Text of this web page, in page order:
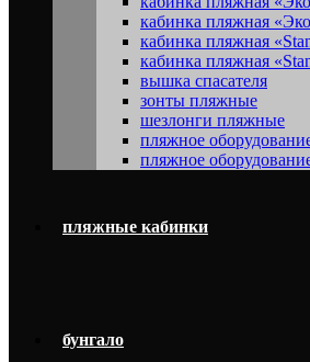
кабинка пляжная
кабинка пляжная
кабинка пляжная
вышка спасателя
зонты пляжные
шезлонги пляжные
пляжное
пляжное
пляжные кабинки
бунгало